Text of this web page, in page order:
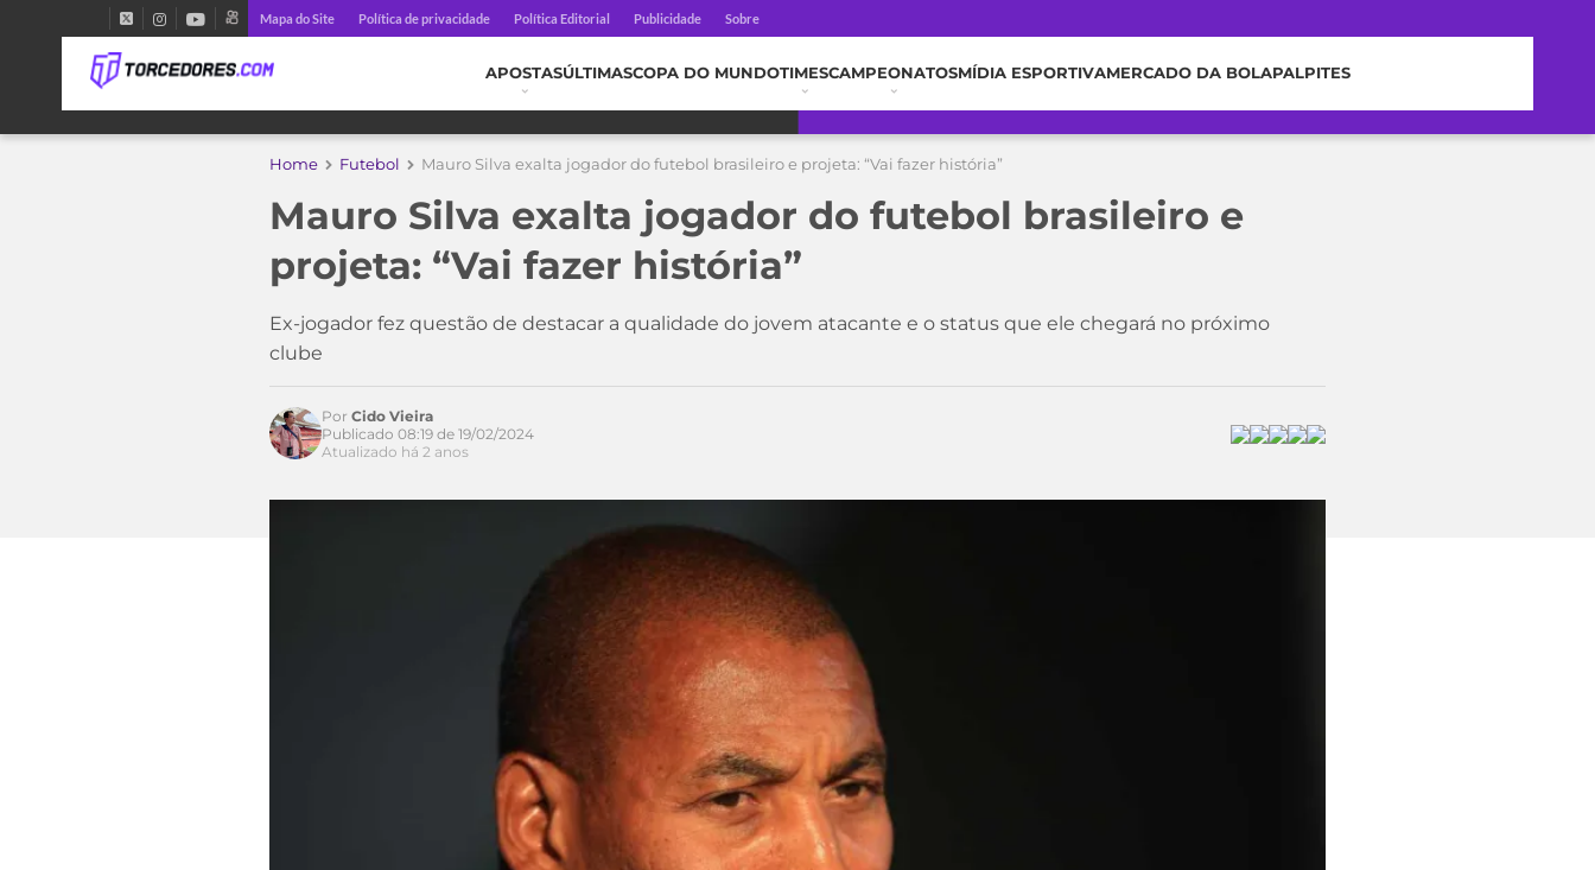
Mapa do Site Política de privacidade Política Editorial Publicidade Sobre
APOSTASÚLTIMASCOPA DO MUNDOTIMESCAMPEONATOSMÍDIA ESPORTIVAMERCADO DA BOLAPALPITES
Home Futebol Mauro Silva exalta jogador do futebol brasileiro e projeta: “Vai fazer história”
Mauro Silva exalta jogador do futebol brasileiro e
projeta: “Vai fazer história”
Ex-jogador fez questão de destacar a qualidade do jovem atacante e o status que ele chegará no próximo
clube
Por Cido Vieira
Publicado 08:19 de 19/02/2024
Atualizado há 2 anos